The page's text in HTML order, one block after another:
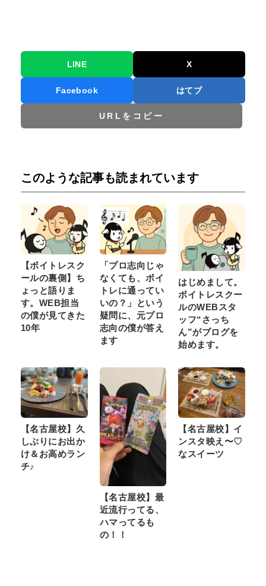
LINE X
Facebook はてブ
URLをコピー
このような記事も読まれています
【ボイトレスク
ールの裏側】ち
ょっと語りま
す。WEB担当
の僕が見てきた
10年
「プロ志向じゃ
なくても、ボイ
トレに通ってい
いの？」という
疑問に、元プロ
志向の僕が答え
ます
はじめまして。
ボイトレスクー
ルのWEBスタ
ッフ“さっち
ん”がブログを
始めます。
【名古屋校】久
しぶりにお出か
け＆お高めラン
チ♪
【名古屋校】最
近流行ってる、
ハマってるも
の！！
【名古屋校】イ
ンスタ映え〜♡
なスイーツ